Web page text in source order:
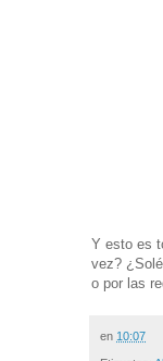
Y esto es
vez?
o por las
en 10:07